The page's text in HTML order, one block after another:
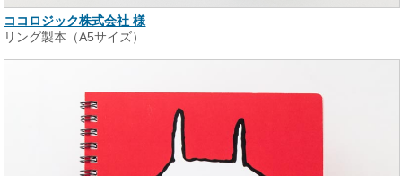
ココロジック株式会社 様
リング製本（A5サイズ）